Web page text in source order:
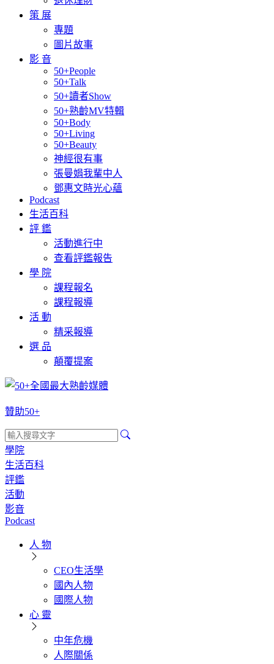
策 展
專題
圖片故事
影 音
50+People
50+Talk
50+讀者Show
50+熟齡MV特輯
50+Body
50+Living
50+Beauty
神經很有事
張曼娟我輩中人
鄧惠文時光心蘊
Podcast
生活百科
評 鑑
活動進行中
查看評鑑報告
學 院
課程報名
課程報導
活 動
精采報導
選 品
顛覆提案
贊助50+
學院
生活百科
評鑑
活動
影音
Podcast
人 物
CEO生活學
國內人物
國際人物
心 靈
中年危機
人際關係